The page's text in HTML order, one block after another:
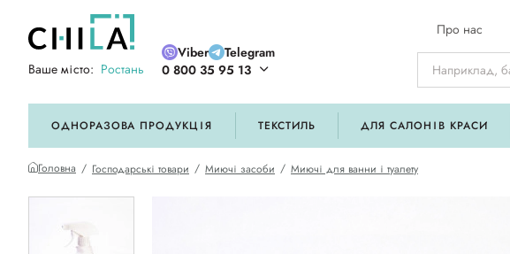
Ваше місто: Ростань
Viber
Telegram
0 800 35 95 13
Про нас
ОДНОРАЗОВА ПРОДУКЦІЯ ТЕКСТИЛЬ ДЛЯ САЛОНІВ КРАСИ
Головна Господарські товари Миючі засоби Миючі для ванни і туалету